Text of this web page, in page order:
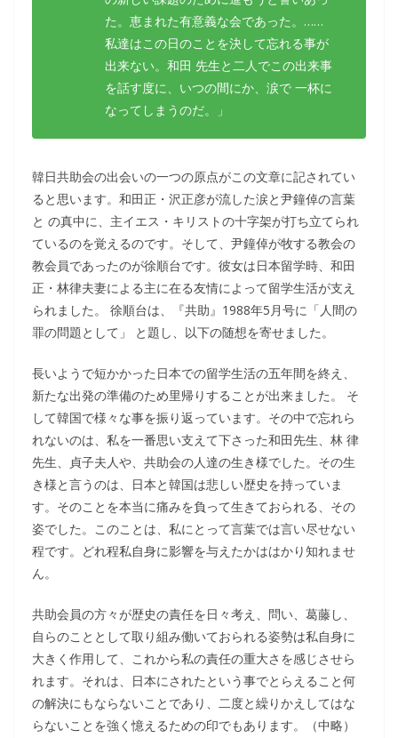
た。恵まれた有意義な会であった。……
私達はこの日のことを決して忘れる事が
出来ない。和田 先生と二人でこの出来事
を話す度に、いつの間にか、涙で 一杯に
なってしまうのだ。」
韓日共助会の出会いの一つの原点がこの文章に記されてい
ると思います。和田正・沢正彦が流した涙と尹鐘倬の言葉
と の真中に、主イエス・キリストの十字架が打ち立てられ
ているのを覚えるのです。そして、尹鐘倬が牧する教会の
教会員であったのが徐順台です。彼女は日本留学時、和田
正・林律夫妻による主に在る友情によって留学生活が支え
られました。 徐順台は、『共助』1988年5月号に「人間の
罪の問題として」 と題し、以下の随想を寄せました。
長いようで短かかった日本での留学生活の五年間を終え、
新たな出発の準備のため里帰りすることが出来ました。 そ
して韓国で様々な事を振り返っています。その中で忘れら
れないのは、私を一番思い支えて下さった和田先生、林 律
先生、貞子夫人や、共助会の人達の生き様でした。その生
き様と言うのは、日本と韓国は悲しい歴史を持っていま
す。そのことを本当に痛みを負って生きておられる、その
姿でした。このことは、私にとって言葉では言い尽せない
程です。どれ程私自身に影響を与えたかははかり知れませ
ん。
共助会員の方々が歴史の責任を日々考え、問い、葛藤し、
自らのこととして取り組み働いておられる姿勢は私自身に
大きく作用して、これから私の責任の重大さを感じさせら
れます。それは、日本にされたという事でとらえること何
の解決にもならないことであり、二度と繰りかえしてはな
らないことを強く憶えるための印でもあります。（中略）